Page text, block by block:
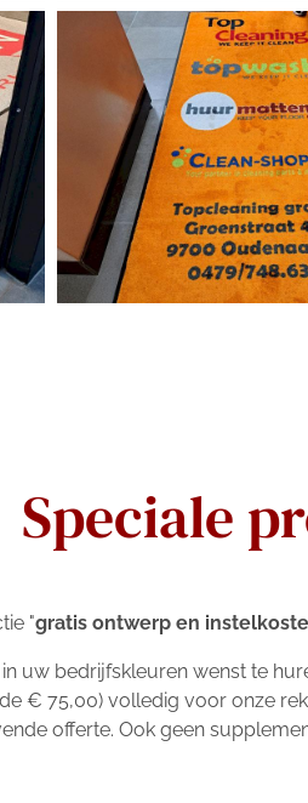
Speciale
"gratis ontwerp en
uw bedrijfskleuren wenst te
€ 75,00) volledig voor onze
offerte. Ook geen